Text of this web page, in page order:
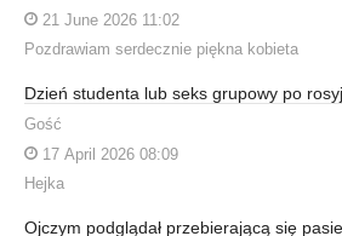
21 June 2026 11:02
Pozdrawiam serdecznie piękna kobieta
Dzień studenta lub seks grupowy po
Gość
17 April 2026 08:09
Hejka
Ojczym podglądał przebierającą się